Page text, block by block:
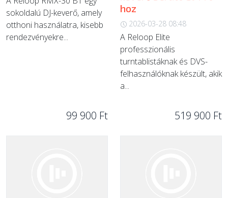
sokoldalú DJ-keverő, amely
otthoni használatra, kisebb
rendezvényekre...
99 900 Ft
hoz
2026-03-28 08:48
A Reloop Elite
professzionális
turntablistáknak és DVS-
felhasználóknak készült, akik
a...
519 900 Ft